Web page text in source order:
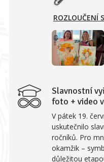
ROZLOUČENÍ
Slavnostní
foto + video
V pátek 19.
uskutečnilo
ročníků. Pro
okamžik –
důležitou